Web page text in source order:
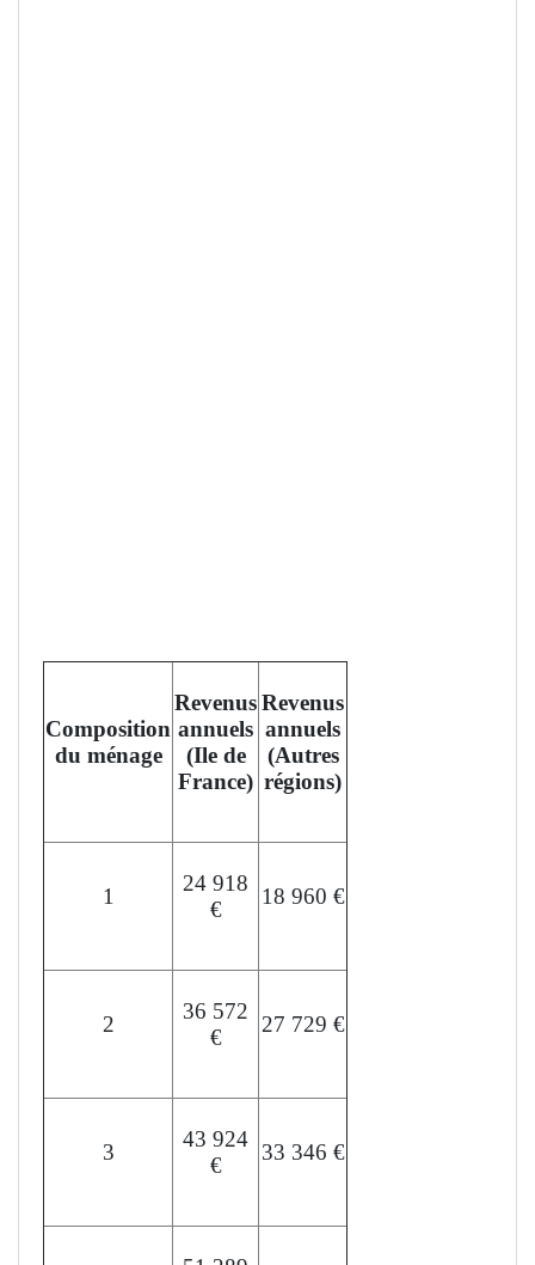
Composition
du ménage
Revenus
annuels
(Ile de
France)
Revenus
annuels
(Autres
régions)
1
24 918
€
18 960 €
2
36 572
€
27 729 €
3
43 924
€
33 346 €